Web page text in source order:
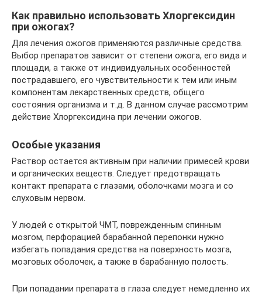
Как правильно использовать Хлоргексидин
при ожогах?
Для лечения ожогов применяются различные средства.
Выбор препаратов зависит от степени ожога, его вида и
площади, а также от индивидуальных особенностей
пострадавшего, его чувствительности к тем или иным
компонентам лекарственных средств, общего
состояния организма и т.д. В данном случае рассмотрим
действие Хлоргексидина при лечении ожогов.
Особые указания
Раствор остается активным при наличии примесей крови
и органических веществ. Следует предотвращать
контакт препарата с глазами, оболочками мозга и со
слуховым нервом.
У людей с открытой ЧМТ, поврежденным спинным
мозгом, перфорацией барабанной перепонки нужно
избегать попадания средства на поверхность мозга,
мозговых оболочек, а также в барабанную полость.
При попадании препарата в глаза следует немедленно их